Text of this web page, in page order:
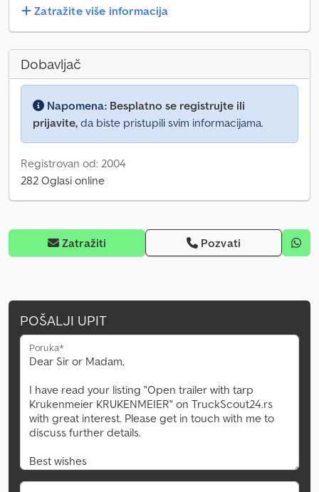
Zatražite više informacija
Dobavljač
Napomena: Besplatno se registrujte ili
prijavite, da biste pristupili svim informacijama.
Registrovan od: 2004
282 Oglasi online
Zatražiti Pozvati
POŠALJI UPIT
Poruka*